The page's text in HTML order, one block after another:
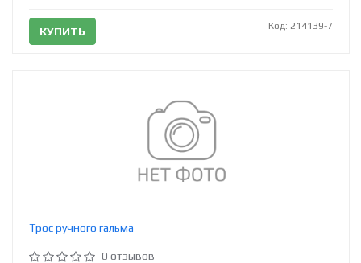
КУПИТЬ Код: 214139-7
Трос ручного гальма
0 отзывов